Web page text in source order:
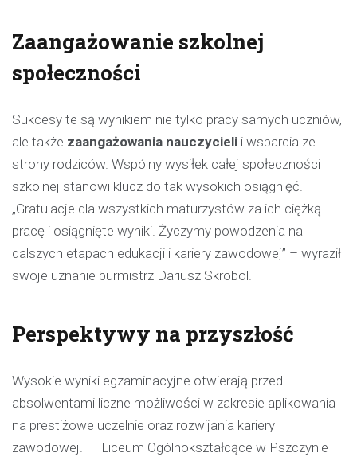
Zaangażowanie szkolnej
społeczności
Sukcesy te są wynikiem nie tylko pracy samych uczniów,
ale także zaangażowania nauczycieli i wsparcia ze
strony rodziców. Wspólny wysiłek całej społeczności
szkolnej stanowi klucz do tak wysokich osiągnięć.
„Gratulacje dla wszystkich maturzystów za ich ciężką
pracę i osiągnięte wyniki. Życzymy powodzenia na
dalszych etapach edukacji i kariery zawodowej” – wyraził
swoje uznanie burmistrz Dariusz Skrobol.
Perspektywy na przyszłość
Wysokie wyniki egzaminacyjne otwierają przed
absolwentami liczne możliwości w zakresie aplikowania
na prestiżowe uczelnie oraz rozwijania kariery
zawodowej. III Liceum Ogólnokształcące w Pszczynie